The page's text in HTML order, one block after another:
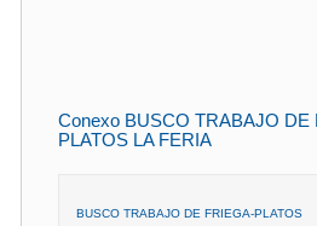
Conexo BUSCO TRABAJO DE
PLATOS LA FERIA
BUSCO TRABAJO DE FRIEGA-PLATOS